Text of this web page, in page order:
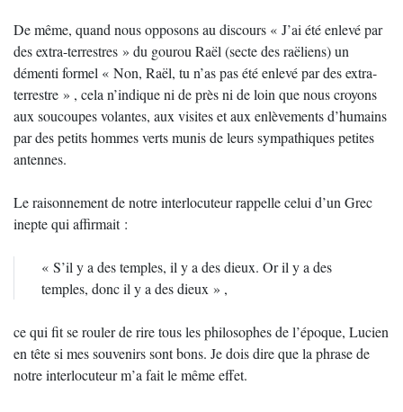
De même, quand nous opposons au discours « J’ai été enlevé par
des extra-terrestres » du gourou Raël (secte des raëliens) un
démenti formel « Non, Raël, tu n’as pas été enlevé par des extra-
terrestre » , cela n’indique ni de près ni de loin que nous croyons
aux soucoupes volantes, aux visites et aux enlèvements d’humains
par des petits hommes verts munis de leurs sympathiques petites
antennes.
Le raisonnement de notre interlocuteur rappelle celui d’un Grec
inepte qui affirmait :
« S’il y a des temples, il y a des dieux. Or il y a des
temples, donc il y a des dieux » ,
ce qui fit se rouler de rire tous les philosophes de l’époque, Lucien
en tête si mes souvenirs sont bons. Je dois dire que la phrase de
notre interlocuteur m’a fait le même effet.